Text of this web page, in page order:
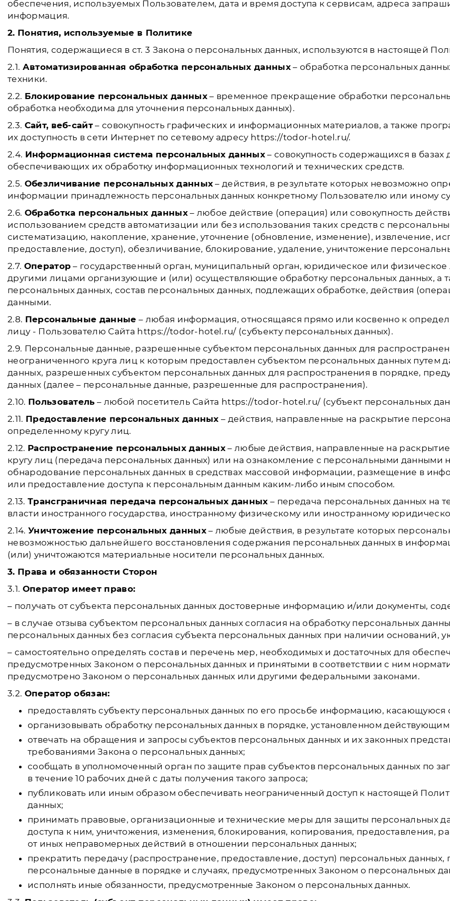
обеспечения, используемых Пользователем, дата и время доступа к сервисам, адреса
информация.
2. Понятия, используемые в Политике
Понятия, содержащиеся в ст. 3 Закона о персональных данных, используются в настоящей
2.1. Автоматизированная обработка персональных данных– обработка персональных
техники.
2.2. Блокирование персональных данных– временное прекращение обработки
обработка необходима для уточнения персональных данных).
2.3. Сайт, веб-сайт – совокупность графических и информационных материалов, а также
их доступность в сети Интернет по сетевому адресу https://todor-hotel.ru/.
2.4. Информационная система персональных данных – совокупность содержащихся в
обеспечивающих их обработку информационных технологий и технических средств.
2.5. Обезличивание персональных данных – действия, в результате которых невозможно
информации принадлежность персональных данных конкретному Пользователю или иному
2.6. Обработка персональных данных– любое действие (операция) или совокупность
использованием средств автоматизации или без использования таких средств с
систематизацию, накопление, хранение, уточнение (обновление, изменение), извлечение,
предоставление, доступ), обезличивание, блокирование, удаление, уничтожение
2.7. Оператор – государственный орган, муниципальный орган, юридическое или
другими лицами организующие и (или) осуществляющие обработку персональных данных,
персональных данных, состав персональных данных, подлежащих обработке, действия
данными.
2.8. Персональные данные – любая информация, относящаяся прямо или косвенно к
лицу - Пользователю Сайта https://todor-hotel.ru/ (субъекту персональных данных).
2.9. Персональные данные, разрешенные субъектом персональных данных для
неограниченного круга лиц к которым предоставлен субъектом персональных данных путем
данных, разрешенных субъектом персональных данных для распространения в порядке,
данных (далее – персональные данные, разрешенные для распространения).
2.10. Пользователь – любой посетитель Сайта https://todor-hotel.ru/ (субъект персональных
2.11. Предоставление персональных данных – действия, направленные на раскрытие
определенному кругу лиц.
2.12. Распространение персональных данных – любые действия, направленные на
кругу лиц (передача персональных данных) или на ознакомление с персональными данными
обнародование персональных данных в средствах массовой информации, размещение в
или предоставление доступа к персональным данным каким-либо иным способом.
2.13. Трансграничная передача персональных данных – передача персональных данных на
власти иностранного государства, иностранному физическому или иностранному
2.14. Уничтожение персональных данных– любые действия, в результате которых
невозможностью дальнейшего восстановления содержания персональных данных в
(или) уничтожаются материальные носители персональных данных.
3. Права и обязанности Сторон
3.1. Оператор имеет право:
– получать от субъекта персональных данных достоверные информацию и/или документы,
– в случае отзыва субъектом персональных данных согласия на обработку персональных
персональных данных без согласия субъекта персональных данных при наличии оснований,
– самостоятельно определять состав и перечень мер, необходимых и достаточных для
предусмотренных Законом о персональных данных и принятыми в соответствии с ним
предусмотрено Законом о персональных данных или другими федеральными законами.
3.2. Оператор обязан:
предоставлять субъекту персональных данных по его просьбе информацию, касающуюся
организовывать обработку персональных данных в порядке, установленном
отвечать на обращения и запросы субъектов персональных данных и их законных
требованиями Закона о персональных данных;
сообщать в уполномоченный орган по защите прав субъектов персональных данных по
в течение 10 рабочих дней с даты получения такого запроса;
публиковать или иным образом обеспечивать неограниченный доступ к настоящей
данных;
принимать правовые, организационные и технические меры для защиты персональных
доступа к ним, уничтожения, изменения, блокирования, копирования, предоставления,
от иных неправомерных действий в отношении персональных данных;
прекратить передачу (распространение, предоставление, доступ) персональных данных,
персональные данные в порядке и случаях, предусмотренных Законом о персональных
исполнять иные обязанности, предусмотренные Законом о персональных данных.